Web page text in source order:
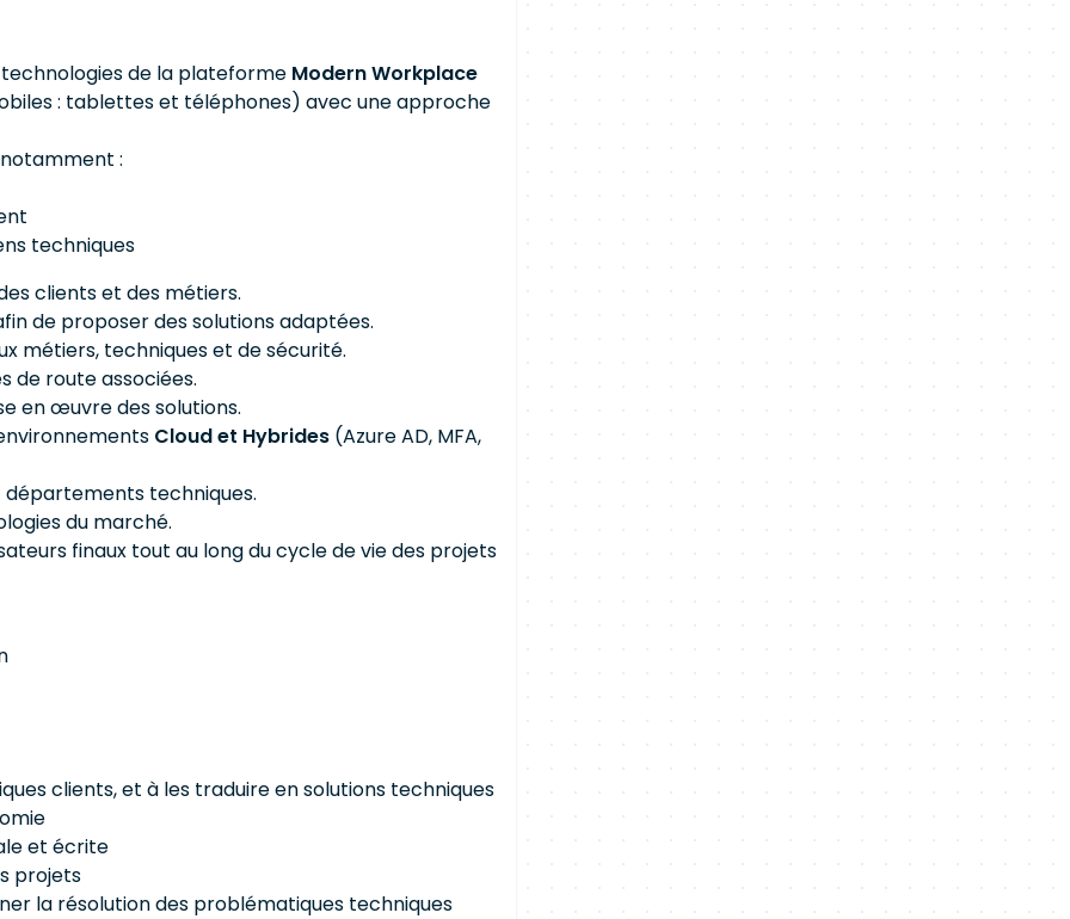
de la plateforme Modern Workplace
: tablettes et téléphones) avec une approche
:
techniques
clients et des métiers.
de proposer des solutions adaptées.
métiers, techniques et de sécurité.
de route associées.
en œuvre des solutions.
Cloud et Hybrides (Azure AD, MFA,
techniques.
du marché.
finaux tout au long du cycle de vie des projets
clients, et à les traduire en solutions techniques
et écrite
projets
la résolution des problématiques techniques